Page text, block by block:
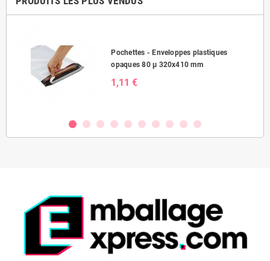
Pochettes - Enveloppes plastiques
opaques 80 µ 320x410 mm
1,11 €